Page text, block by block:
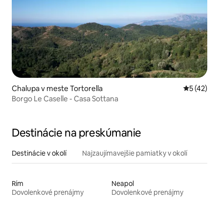
Chalupa v meste Tortorella
5 (42)
Borgo Le Caselle - Casa Sottana
Destinácie na preskúmanie
Destinácie v okolí Najzaujímavejšie pamiatky v okolí
Rím
Dovolenkové prenájmy
Neapol
Dovolenkové prenájmy